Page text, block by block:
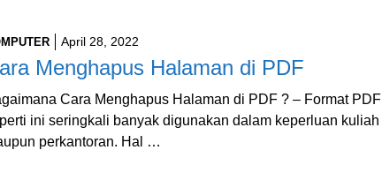
April 28, 2022
Menghapus Halaman di PDF
Cara Menghapus Halaman di PDF ? – Format PDF
ini seringkali banyak digunakan dalam keperluan kuliah
perkantoran. Hal …